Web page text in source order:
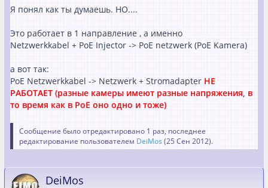
Я понял как ты думаешь. НО....
Это работает в 1 направление , а именно
Netzwerkkabel + PoE Injector -> PoE netzwerk (PoE Kamera)
а вот так:
PoE Netzwerkkabel -> Netzwerk + Stromadapter НЕ
РАБОТАЕТ (разные камеры имеют разные напряжения, в
то время как в PoE оно одно и тоже)
Сообщение было отредактировано 1 раз, последнее
редактирование пользователем DeiMos (25 Сен 2012).
DeiMos